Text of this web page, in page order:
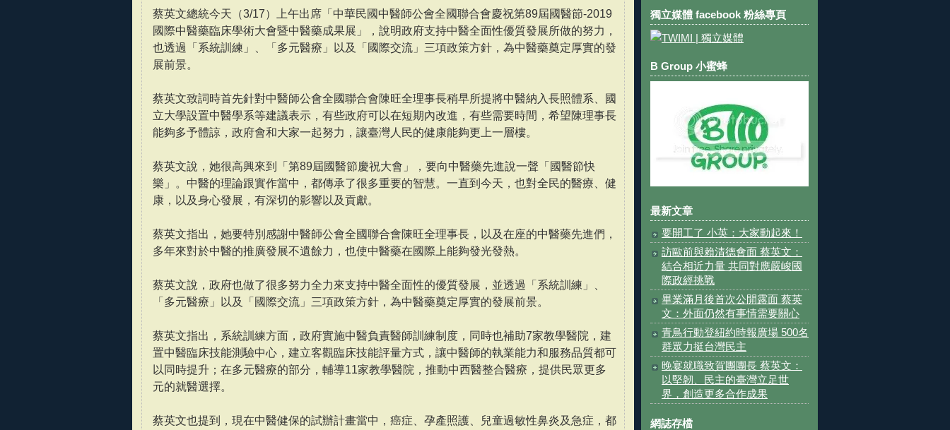
蔡英文總統今天（3/17）上午出席「中華民國中醫師公會全國聯合會慶祝第89屆國醫節-2019
國際中醫藥臨床學術大會暨中醫藥成果展」，說明政府支持中醫全面性優質發展所做的努力，
也透過「系統訓練」、「多元醫療」以及「國際交流」三項政策方針，為中醫藥奠定厚實的發
展前景。
蔡英文致詞時首先針對中醫師公會全國聯合會陳旺全理事長稍早所提將中醫納入長照體系、國
立大學設置中醫學系等建議表示，有些政府可以在短期內改進，有些需要時間，希望陳理事長
能夠多予體諒，政府會和大家一起努力，讓臺灣人民的健康能夠更上一層樓。
蔡英文說，她很高興來到「第89屆國醫節慶祝大會」，要向中醫藥先進說一聲「國醫節快
樂」。中醫的理論跟實作當中，都傳承了很多重要的智慧。一直到今天，也對全民的醫療、健
康，以及身心發展，有深切的影響以及貢獻。
蔡英文指出，她要特別感謝中醫師公會全國聯合會陳旺全理事長，以及在座的中醫藥先進們，
多年來對於中醫的推廣發展不遺餘力，也使中醫藥在國際上能夠發光發熱。
蔡英文說，政府也做了很多努力全力來支持中醫全面性的優質發展，並透過「系統訓練」、
「多元醫療」以及「國際交流」三項政策方針，為中醫藥奠定厚實的發展前景。
蔡英文指出，系統訓練方面，政府實施中醫負責醫師訓練制度，同時也補助7家教學醫院，建
置中醫臨床技能測驗中心，建立客觀臨床技能評量方式，讓中醫師的執業能力和服務品質都可
以同時提升；在多元醫療的部分，輔導11家教學醫院，推動中西醫整合醫療，提供民眾更多
元的就醫選擇。
蔡英文也提到，現在中醫健保的試辦計畫當中，癌症、孕產照護、兒童過敏性鼻炎及急症，都
獨立媒體 facebook 粉絲專頁
B Group 小蜜蜂
最新文章
要開工了 小英：大家動起來！
訪歐前與賴清德會面 蔡英文：
結合相近力量 共同對應嚴峻國
際政經挑戰
畢業滿月後首次公開露面 蔡英
文：外面仍然有事情需要關心
青鳥行動登紐約時報廣場 500名
群眾力挺台灣民主
晚宴就職致賀團團長 蔡英文：
以堅韌、民主的臺灣立足世
界，創造更多合作成果
網誌存檔